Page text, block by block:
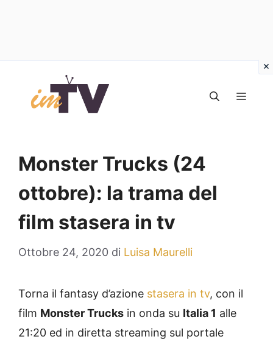
contenuto
Monster Trucks (24
ottobre): la trama del
film stasera in tv
Ottobre 24, 2020 di Luisa Maurelli
Torna il fantasy d’azione stasera in tv, con il
film Monster Trucks in onda su Italia 1 alle
21:20 ed in diretta streaming sul portale